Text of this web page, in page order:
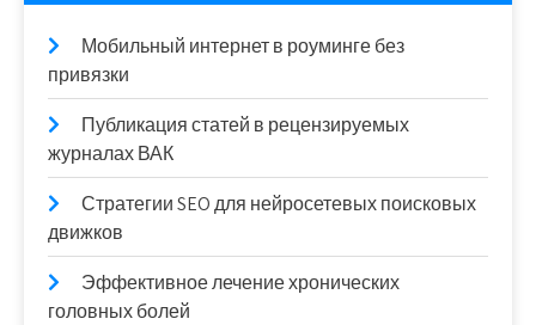
Мобильный интернет в роуминге без
привязки
Публикация статей в рецензируемых
журналах ВАК
Стратегии SEO для нейросетевых поисковых
движков
Эффективное лечение хронических
головных болей